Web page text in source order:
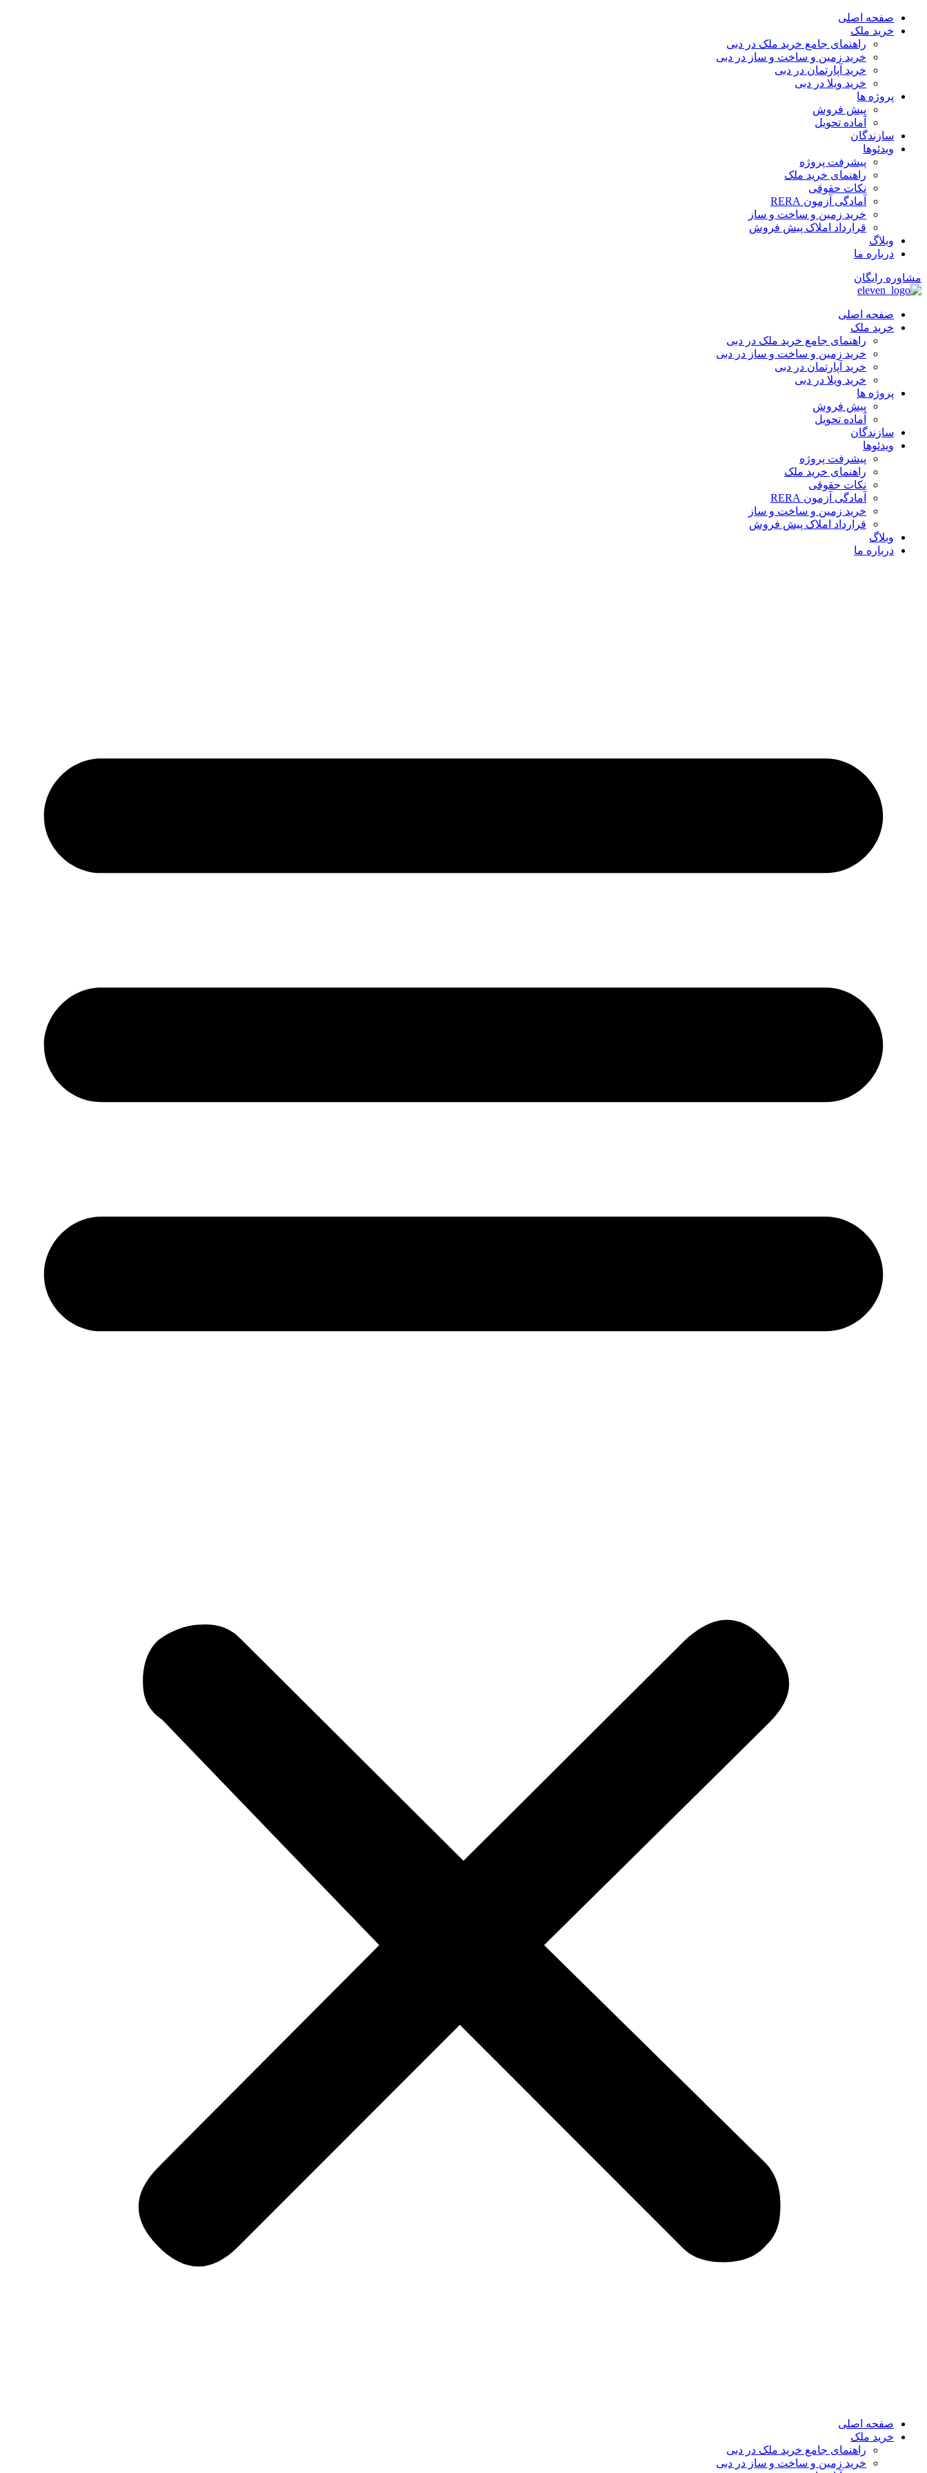
پرش
صفحه اصلی
خرید ملک
راهنمای جامع خرید ملک در دبی
خرید زمین و ساخت‌ و ساز در دبی
خرید آپارتمان در دبی
خرید ویلا در دبی
پروژه ها
پیش فروش
آماده تحویل
سازندگان
ویدئوها
پیشرفت پروژه
راهنمای خرید ملک
نکات حقوقی
آمادگی آزمون RERA
خرید زمین و ساخت و ساز
قرارداد املاک پیش فروش
وبلاگ
درباره ما
مشاوره رایگان
صفحه اصلی
خرید ملک
راهنمای جامع خرید ملک در دبی
خرید زمین و ساخت‌ و ساز در دبی
خرید آپارتمان در دبی
خرید ویلا در دبی
پروژه ها
پیش فروش
آماده تحویل
سازندگان
ویدئوها
پیشرفت پروژه
راهنمای خرید ملک
نکات حقوقی
آمادگی آزمون RERA
خرید زمین و ساخت و ساز
قرارداد املاک پیش فروش
وبلاگ
درباره ما
صفحه اصلی
خرید ملک
راهنمای جامع خرید ملک در دبی
خرید زمین و ساخت‌ و ساز در دبی